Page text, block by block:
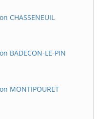
CHASSENEUIL
BADECON-LE-PIN
MONTIPOURET